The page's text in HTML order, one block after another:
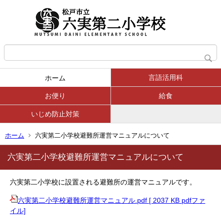
ホーム 言語活用科
お便り 給食
いじめ防止対策
ホーム 六実第二小学校避難所運営マニュアルについて
六実第二小学校避難所運営マニュアルについて
六実第二小学校に設置される避難所の運営マニュアルです。
六実第二小学校避難所運営マニュアル.pdf [ 2037 KB pdfファ
イル]